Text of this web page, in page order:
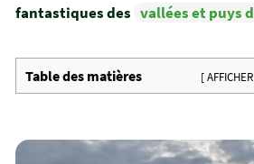
fantastiques des vallées et puys
Table des matières [